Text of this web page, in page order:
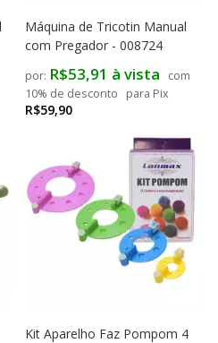
Máquina de Tricotin Manual
com Pregador - 008724
R$59,90
R$53,91 à vista
com
10% de desconto
para Pix
Kit Aparelho Faz Pompom 4